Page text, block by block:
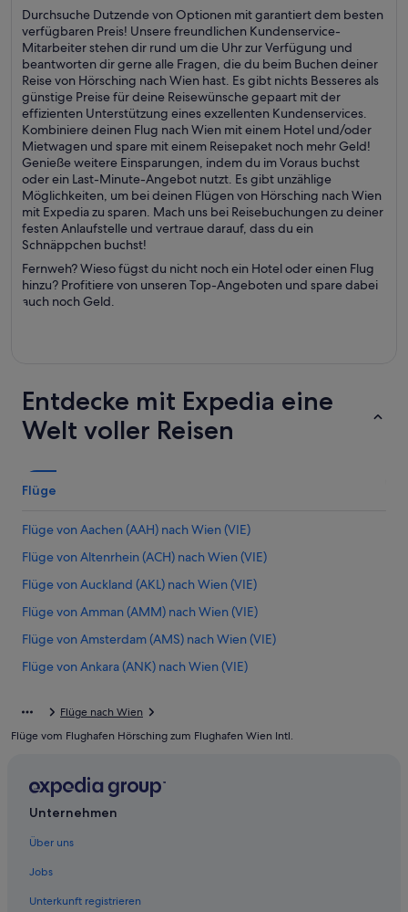
Durchsuche Dutzende von Optionen mit garantiert dem besten
verfügbaren Preis! Unsere freundlichen Kundenservice-
Mitarbeiter stehen dir rund um die Uhr zur Verfügung und
beantworten dir gerne alle Fragen, die du beim Buchen deiner
Reise von Hörsching nach Wien hast. Es gibt nichts Besseres als
günstige Preise für deine Reisewünsche gepaart mit der
effizienten Unterstützung eines exzellenten Kundenservices.
Kombiniere deinen Flug nach Wien mit einem Hotel und/oder
Mietwagen und spare mit einem Reisepaket noch mehr Geld!
Genieße weitere Einsparungen, indem du im Voraus buchst
oder ein Last-Minute-Angebot nutzt. Es gibt unzählige
Möglichkeiten, um bei deinen Flügen von Hörsching nach Wien
mit Expedia zu sparen. Mach uns bei Reisebuchungen zu deiner
festen Anlaufstelle und vertraue darauf, dass du ein
Schnäppchen buchst!
Fernweh? Wieso fügst du nicht noch ein Hotel oder einen Flug
hinzu? Profitiere von unseren Top-Angeboten und spare dabei
auch noch Geld.
Entdecke mit Expedia eine
Welt voller Reisen
Flüge
Flüge von Aachen (AAH) nach Wien (VIE)
Flüge von Altenrhein (ACH) nach Wien (VIE)
Flüge von Auckland (AKL) nach Wien (VIE)
Flüge von Amman (AMM) nach Wien (VIE)
Flüge von Amsterdam (AMS) nach Wien (VIE)
Flüge von Ankara (ANK) nach Wien (VIE)
Flüge von Kayseri (ASR) nach Wien (VIE)
Flüge von Bukarest (BBU) nach Wien (VIE)
Flüge nach Wien
Flüge vom Flughafen Hörsching zum Flughafen Wien Intl.
Unternehmen
Über uns
Jobs
Unterkunft registrieren